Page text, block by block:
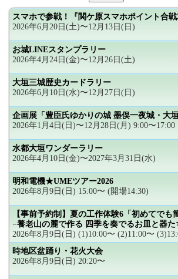
スマホで参戦！『関ケ原スマホポイント合戦
2026年6月20日(土)〜12月13日(日)
お城LINEスタンプラリー
2026年4月24日(金)〜12月26日(土)
大垣三城歴史カードラリー
2026年6月10日(水)〜12月27日(日)
企画展「豊臣氏ゆかりの城 墨俣一夜城・大垣
2026年1月4日(日)〜12月28日(月) 9:00〜17:00
水都大垣ワンダーラリー
2026年4月10日(金)〜2027年3月31日(水)
明和電機★UMEツアー2026
2026年8月9日(日) 15:00〜 (開場14:30)
【事前予約制】夏の工作体験6「初めてでも
−養老山の麓で作る 四季を奏でるお皿と器た
2026年8月9日(日) (1)10:00〜 (2)11:00〜
時地区盆踊り・花火大会
2026年8月9日(日) 20:20〜